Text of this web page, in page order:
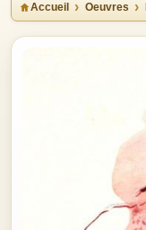
Accueil Oeuvres